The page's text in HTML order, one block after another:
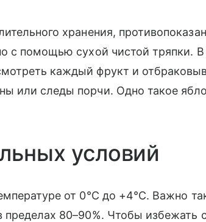
хранения,
с помощью сухой чистой тряпки. В
каждый фрукт и
или следы порчи. Одно такое
условий
от 0°C до +4°C. Важно
80–90%. Чтобы избежать